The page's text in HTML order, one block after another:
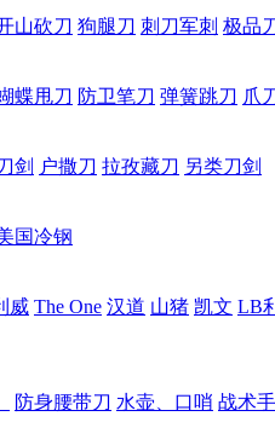
山砍刀 狗腿刀 刺刀军刺 极品
蝶甩刀 防卫笔刀 弹簧跳刀 爪
剑 户撒刀 拉孜藏刀 另类刀剑
国冷钢
威 The One 汉道 山猪 凯文 LB
防身腰带刀 水壶、口哨 战术